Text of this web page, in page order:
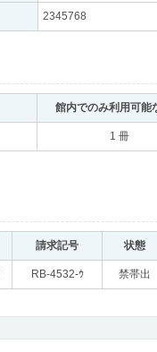
2345768
館内でのみ利用可能
1 冊
請求記号 状態
RB-4532-ｳ｡ 禁帯出